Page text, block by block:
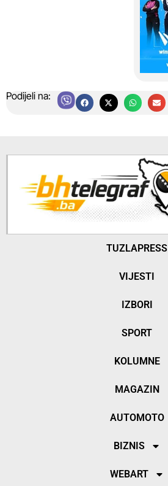
Podijeli na:
TUZLAPRESS
VIJESTI
IZBORI
SPORT
KOLUMNE
MAGAZIN
AUTOMOTO
BIZNIS
WEBART